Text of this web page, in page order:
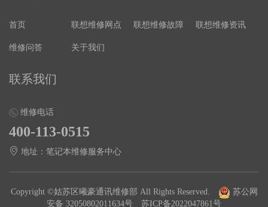
首页 联想维修网点 联想维修故障 联想维修资讯
维修问答 关于我们
联系我们
维修电话
400-113-0515
地址：笔记本维修服务中心
Copyright ©姑苏区曦豪通讯维修部 All Rights Reserved.
苏公网
安备 32050802011634号
苏ICP备2022047861号